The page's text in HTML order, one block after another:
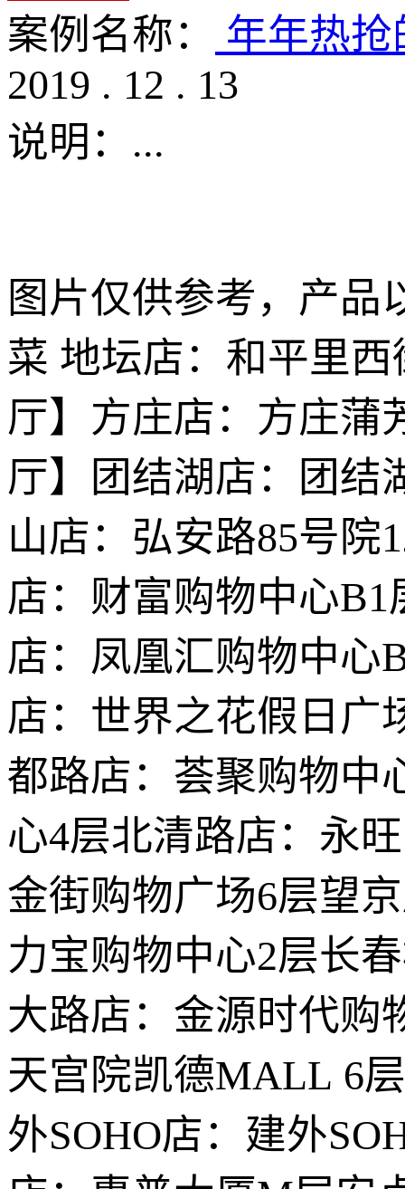
案例名称：
年年热
2019 . 12 . 13
说明： ...
图片仅供参考，产品
菜 地坛店：和平里
厅】方庄店：方庄蒲
厅】团结湖店：团结
山店：弘安路85号
店：财富购物中心
店：凤凰汇购物中心
店：世界之花假日广
都路店：荟聚购物中
心4层北清路店：永
金街购物广场6层望
力宝购物中心2层长
大路店：金源时代购
天宫院凯德MALL 6
外SOHO店：建外